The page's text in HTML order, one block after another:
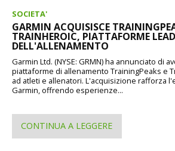
SOCIETA'
GARMIN ACQUISISCE
TRAINHEROIC, PIATTAFORME
DELL'ALLENAMENTO
Garmin Ltd. (NYSE: GRMN) ha annunciato di
piattaforme di allenamento TrainingPeaks e
ad atleti e allenatori. L'acquisizione rafforza
Garmin, offrendo esperienze...
CONTINUA A LEGGERE